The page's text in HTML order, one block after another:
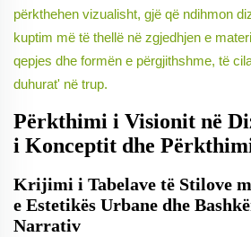
përkthehen vizualisht, gjë që ndihmon
kuptim më të thellë në zgjedhjen e
qepjes dhe formën e përgjithshme, të
duhurat' në trup.
Përkthimi i Visionit në
i Konceptit dhe
Krijimi i Tabelave të Stilove
e Estetikës Urbane dhe
Narrativ